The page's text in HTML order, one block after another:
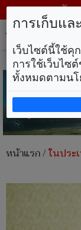
วัน
หน้าแรก/ในประ
การเก็บแล
เว็บไซต์นี้ใช้คุ
การใช้เว็บไซ
ทั้งหมดตามนโ